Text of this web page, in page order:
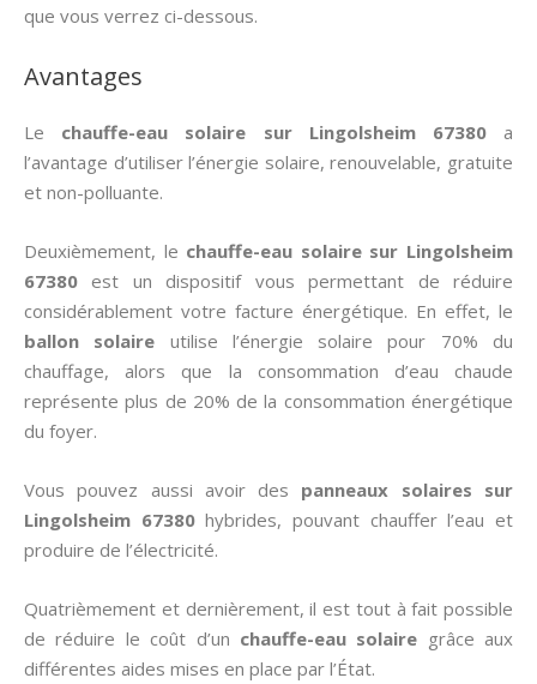
que vous verrez ci-dessous.
Avantages
Le chauffe-eau solaire sur Lingolsheim 67380a
l’avantage d’utiliser l’énergie solaire, renouvelable, gratuite
et non-polluante.
Deuxièmement, le chauffe-eau solaire sur Lingolsheim
67380 est un dispositif vous permettant de réduire
considérablement votre facture énergétique. En effet, le
ballon solaire utilise l’énergie solaire pour 70% du
chauffage, alors que la consommation d’eau chaude
représente plus de 20% de la consommation énergétique
du foyer.
Vous pouvez aussi avoir des panneaux solaires sur
Lingolsheim 67380hybrides, pouvant chauffer l’eau et
produire de l’électricité.
Quatrièmement et dernièrement, il est tout à fait possible
de réduire le coût d’un chauffe-eau solaire grâce aux
différentes aides mises en place par l’État.